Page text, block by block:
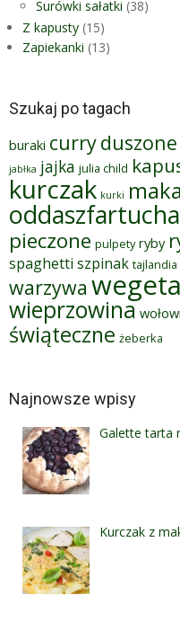
Surówki sałatki (38)
Z kapusty (15)
Zapiekanki (13)
Szukaj po tagach
buraki curryduszone
jabłka jajka julia child
kurczak kurki
oddaszfartucha
pieczone pulpety ryby
spaghetti szpinak tajlandia
warzywa
wieprzowina
świąteczne żeberka
Najnowsze wpisy
Galette tarta
Kurczak z